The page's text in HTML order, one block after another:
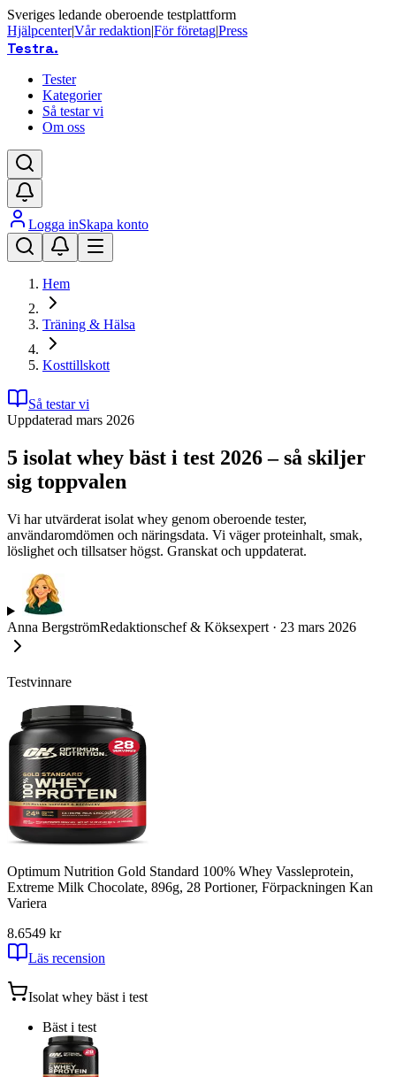
Sveriges ledande oberoende testplattform
Hjälpcenter|Vår redaktion|För företag|Press
Testra.
Tester
Kategorier
Så testar vi
Om oss
Logga inSkapa konto
Hem
Träning & Hälsa
Kosttillskott
Så testar vi
Uppdaterad mars 2026
5 isolat whey bäst i test 2026 – så skiljer
sig toppvalen
Vi har utvärderat isolat whey genom oberoende tester,
användaromdömen och näringsdata. Vi väger proteinhalt, smak,
löslighet och tillsatser högst. Granskat och uppdaterat.
Anna BergströmRedaktionschef & Köksexpert · 23 mars 2026
Testvinnare
Optimum Nutrition Gold Standard 100% Whey Vassleprotein,
Extreme Milk Chocolate, 896g, 28 Portioner, Förpackningen Kan
Variera
8.6549 kr
Läs recension
Isolat whey bäst i test
Bäst i test